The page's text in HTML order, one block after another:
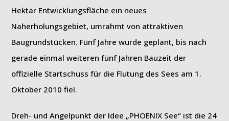
Hektar Entwicklungsfläche ein neues
Naherholungsgebiet, umrahmt von attraktiven
Baugrundstücken. Fünf Jahre wurde geplant, bis nach
gerade einmal weiteren fünf Jahren Bauzeit der
offizielle Startschuss für die Flutung des Sees am 1.
Oktober 2010 fiel.
Dreh- und Angelpunkt der Idee „PHOENIX See“ ist die 24